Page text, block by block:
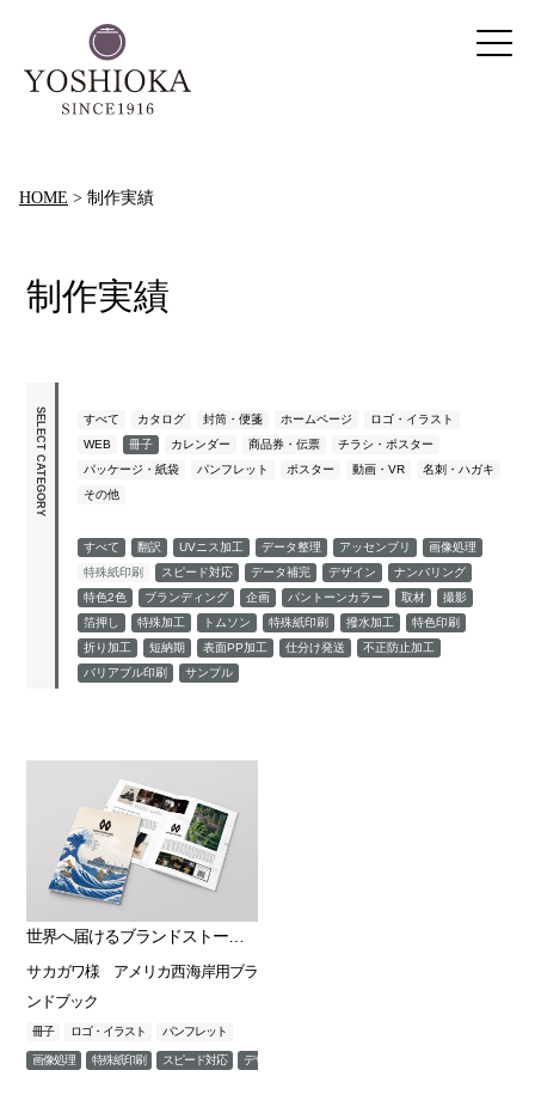
HOME > 制作実績
制作実績
SELECT CATEGORY すべて カタログ 封筒・便箋 ホームページ
ロゴ・イラスト
WEB
冊子 カレンダー 商品券・伝票
チラシ・ポスター
パッケージ・紙袋
パンフレット ポスター 動画・VR
名刺・ハガキ
その他
すべて 翻訳 UVニス加工 データ整理 アッセンブリ
画像処理
特殊紙印刷
スピード対応 データ補完 デザイン
ナンバリング
特色2色
ブランディング 企画 パントーンカラー 取材
撮影
箔押し
特殊加工 トムソン 特殊紙印刷 撥水加工
特色印刷
折り加工
短納期 表面PP加工 仕分け発送
不正防止加工
バリアブル印刷
サンプル
サカガワ様 アメリカ西海岸用ブラ
ンドブック
冊子 ロゴ・イラスト パンフレット
画像処理 特殊紙印刷 スピード対応 デザイン